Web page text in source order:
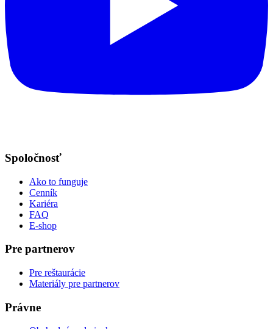
Spoločnosť
Ako to funguje
Cenník
Kariéra
FAQ
E-shop
Pre partnerov
Pre reštaurácie
Materiály pre partnerov
Právne